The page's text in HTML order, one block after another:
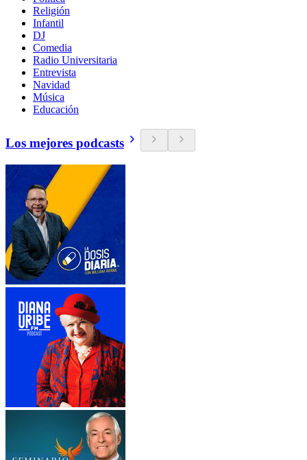
Religión
Infantil
DJ
Comedia
Radio Universitaria
Entrevista
Navidad
Música
Educación
Los mejores podcasts